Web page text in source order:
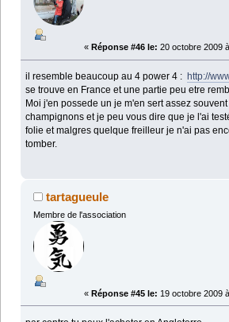
« Réponse #46 le: 20 octobre 2009
il resemble beaucoup au 4 power 4 : http://
se trouve en France et une partie peu etre
Moi j'en possede un je m'en sert assez
champignons et je peu vous dire que je l'ai
folie et malgres quelque freilleur je n'ai pas
tomber.
tartagueule
Membre de l'association
« Réponse #45 le: 19 octobre 2009